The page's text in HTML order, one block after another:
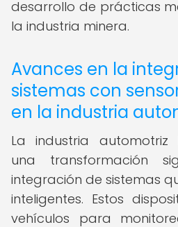
desarrollo de prácticas
la industria minera.
Avances en la
sistemas con
en la industria
La industria automotriz
una transformación
integración de sistemas
inteligentes. Estos
vehículos para